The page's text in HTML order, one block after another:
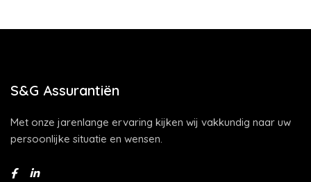
S&G Assurantiën
Met onze jarenlange ervaring kijken wij vakkundig naar uw
persoonlijke situatie en wensen.